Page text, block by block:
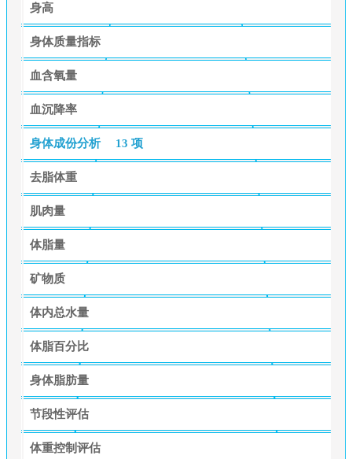
身高
身体质量指标
血含氧量
血沉降率
身体成份分析 13 项
去脂体重
肌肉量
体脂量
矿物质
体内总水量
体脂百分比
身体脂肪量
节段性评估
体重控制评估